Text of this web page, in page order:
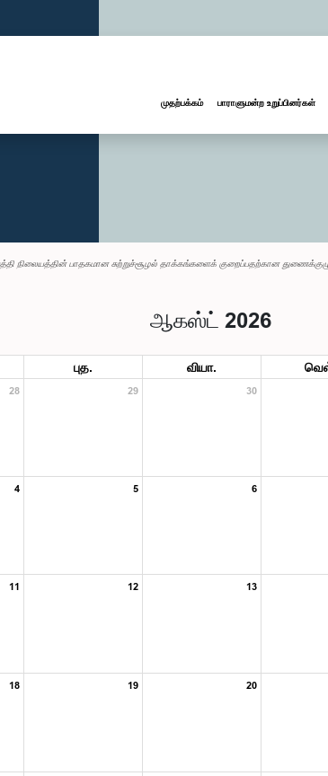
முதற்பக்கம் பாராளுமன்ற உறுப்பினர்கள்
நிலையத்தின் பாதகமான சுற்றுச்சூழல் தாக்கங்களைக் குறைப்பதற்கான
ஆகஸ்ட் 2026
புத. வியா.
28 29 30
4 5 6
11 12 13
18 19 20